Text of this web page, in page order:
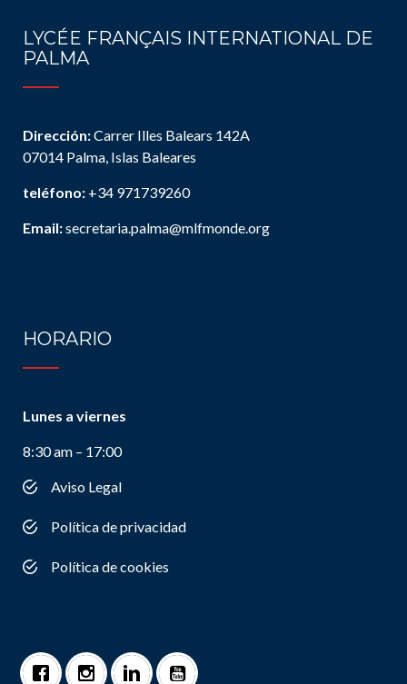
LYCÉE FRANÇAIS INTERNATIONAL DE
PALMA
Dirección:Carrer Illes Balears 142A
07014 Palma, Islas Baleares
teléfono: +34 971739260
Email:secretaria.palma@mlfmonde.org
HORARIO
Lunes a viernes
8:30 am – 17:00
Aviso Legal
Política de privacidad
Política de cookies